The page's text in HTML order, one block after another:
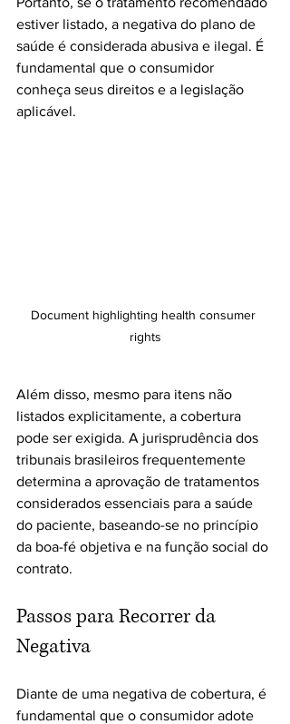
estiver listado, a negativa do plano de
saúde é considerada abusiva e ilegal. É
fundamental que o consumidor
conheça seus direitos e a legislação
aplicável.
Document highlighting health consumer
rights
Além disso, mesmo para itens não
listados explicitamente, a cobertura
pode ser exigida. A jurisprudência dos
tribunais brasileiros frequentemente
determina a aprovação de tratamentos
considerados essenciais para a saúde
do paciente, baseando-se no princípio
da boa-fé objetiva e na função social do
contrato.
Passos para Recorrer da
Negativa
Diante de uma negativa de cobertura, é
fundamental que o consumidor adote